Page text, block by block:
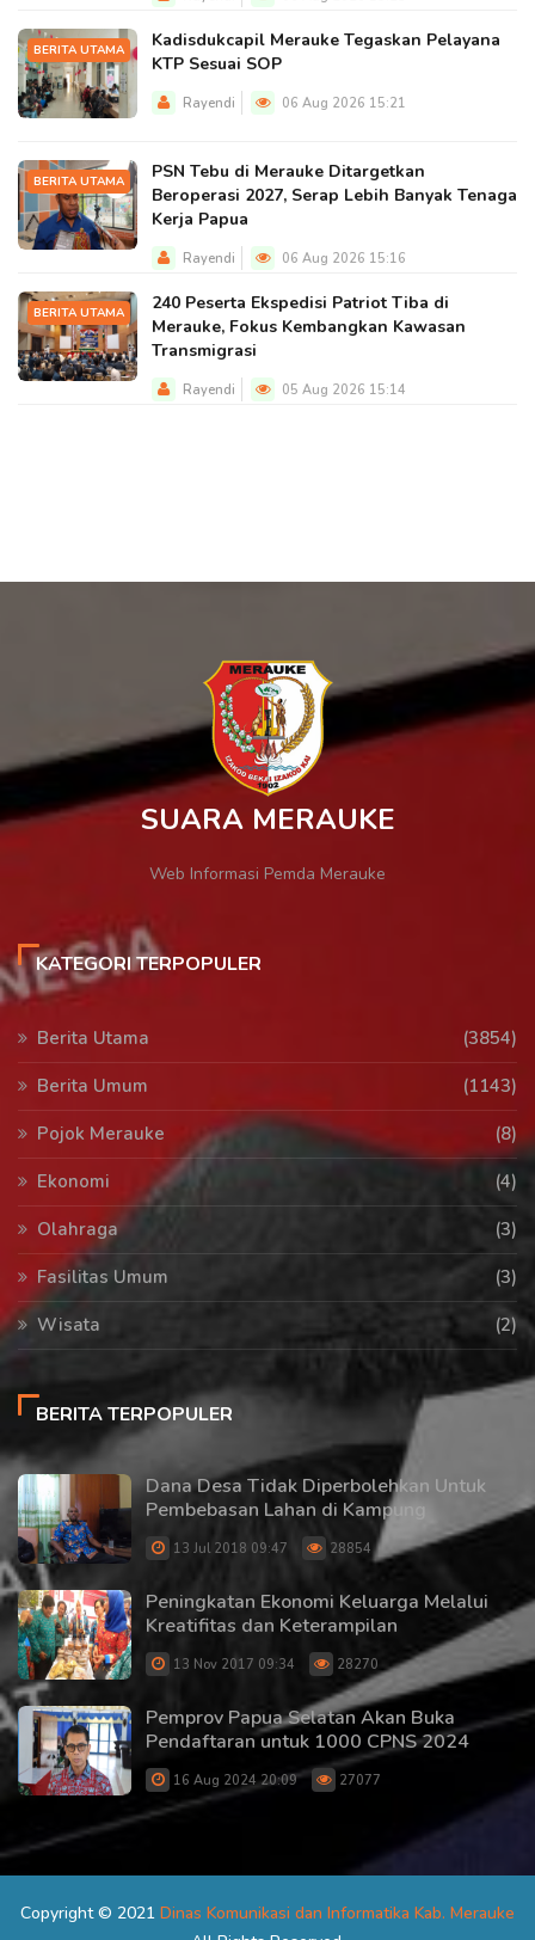
BERITA UTAMA
Kadisdukcapil Merauke Tegaskan Pelayana
KTP Sesuai SOP
Rayendi 06 Aug 2026 15:21
BERITA UTAMA
PSN Tebu di Merauke Ditargetkan
Beroperasi 2027, Serap Lebih Banyak Tenaga
Kerja Papua
Rayendi 06 Aug 2026 15:16
BERITA UTAMA
240 Peserta Ekspedisi Patriot Tiba di
Merauke, Fokus Kembangkan Kawasan
Transmigrasi
Rayendi 05 Aug 2026 15:14
SUARA MERAUKE
Web Informasi Pemda Merauke
KATEGORI TERPOPULER
Berita Utama
(3854)
Berita Umum
(1143)
Pojok Merauke
(8)
Ekonomi
(4)
Olahraga
(3)
Fasilitas Umum
(3)
Wisata
(2)
BERITA TERPOPULER
Dana Desa Tidak Diperbolehkan Untuk
Pembebasan Lahan di Kampung
13 Jul 2018 09:47 28854
Peningkatan Ekonomi Keluarga Melalui
Kreatifitas dan Keterampilan
13 Nov 2017 09:34 28270
Pemprov Papua Selatan Akan Buka
Pendaftaran untuk 1000 CPNS 2024
16 Aug 2024 20:09 27077
Copyright © 2021 Dinas Komunikasi dan Informatika Kab. Merauke